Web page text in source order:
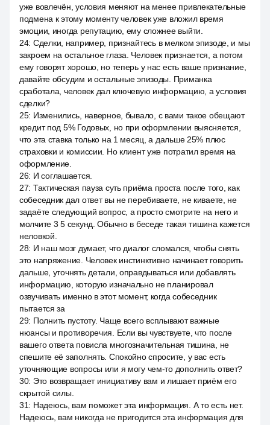
уже вовлечён, условия меняют на менее привлекательные
подмена к этому моменту человек уже вложил время
эмоции, иногда репутацию, ему сложнее выйти.
24: Сделки, например, признайтесь в мелком эпизоде, и мы
закроем на остальное глаза. Человек признается, а потом
ему говорят хорошо, но теперь у нас есть ваше признание,
давайте обсудим и остальные эпизоды. Приманка
сработала, человек дал ключевую информацию, а условия
сделки?
25: Изменились, наверное, бывало, с вами такое обещают
кредит под 5% Годовых, но при оформлении выясняется,
что эта ставка только на 1 месяц, а дальше 25% плюс
страховки и комиссии. Но клиент уже потратил время на
оформление.
26: И соглашается.
27: Тактическая пауза суть приёма проста после того, как
собеседник дал ответ вы не перебиваете, не киваете, не
задаёте следующий вопрос, а просто смотрите на него и
молчите 3 5 секунд. Обычно в беседе такая тишина кажется
неловкой.
28: И наш мозг думает, что диалог сломался, чтобы снять
это напряжение. Человек инстинктивно начинает говорить
дальше, уточнять детали, оправдываться или добавлять
информацию, которую изначально не планировал
озвучивать именно в этот момент, когда собеседник
пытается за
29: Полнить пустоту. Чаще всего всплывают важные
нюансы и противоречия. Если вы чувствуете, что после
вашего ответа повисла многозначительная тишина, не
спешите её заполнять. Спокойно спросите, у вас есть
уточняющие вопросы или я могу чем-то дополнить ответ?
30: Это возвращает инициативу вам и лишает приём его
скрытой силы.
31: Надеюсь, вам поможет эта информация. А то есть нет.
Надеюсь, вам никогда не пригодится эта информация для